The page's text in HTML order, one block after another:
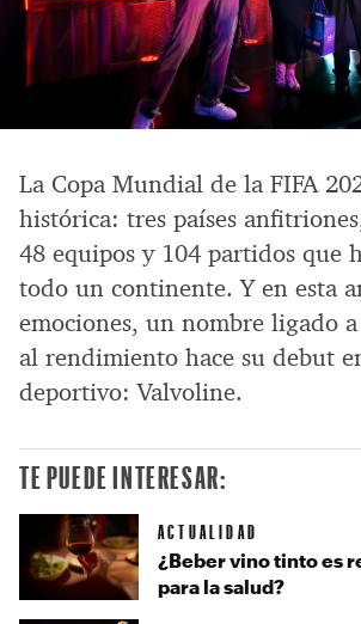
La Copa Mundial de la FIFA
histórica: tres países
48 equipos y 104 partidos que
todo un continente. Y en esta
emociones, un nombre ligado
al rendimiento hace su debut
deportivo: Valvoline.
TE PUEDE INTERESAR:
ACTUALIDAD
¿Beber vino tinto es
para la salud?